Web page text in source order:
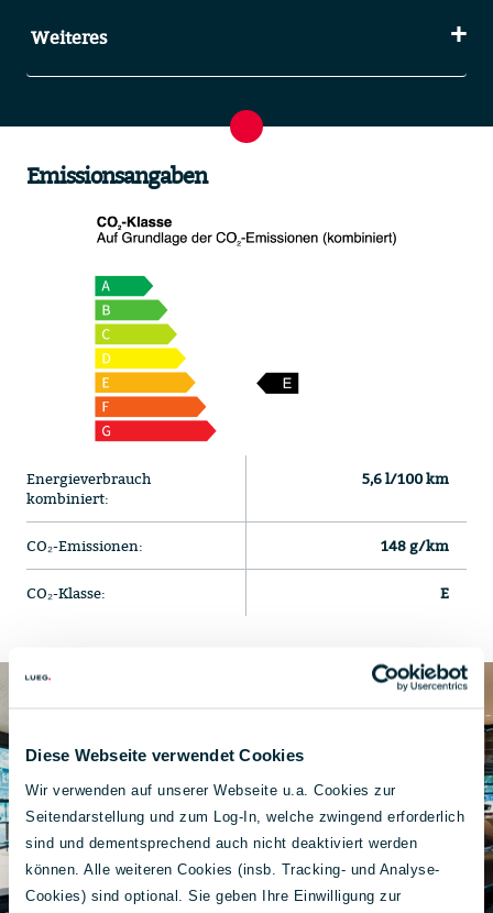
Diese Webseite verwendet Cookies
Wir verwenden auf unserer Webseite u.a. Cookies zur
Seitendarstellung und zum Log-In, welche zwingend erforderlich
sind und dementsprechend auch nicht deaktiviert werden
können. Alle weiteren Cookies (insb. Tracking- und Analyse-
Cookies) sind optional. Sie geben Ihre Einwilligung zur
Weiteres
Emissionsangaben
Energieverbrauch
kombiniert:
5,6 l/100 km
CO₂-Emissionen: 148 g/km
CO₂-Klasse: E